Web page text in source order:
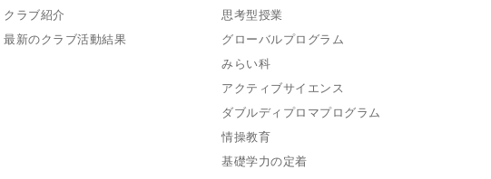
クラブ紹介
最新のクラブ活動結果
思考型授業
グローバルプログラム
みらい科
アクティブサイエンス
ダブルディプロマプログラム
情操教育
基礎学力の定着